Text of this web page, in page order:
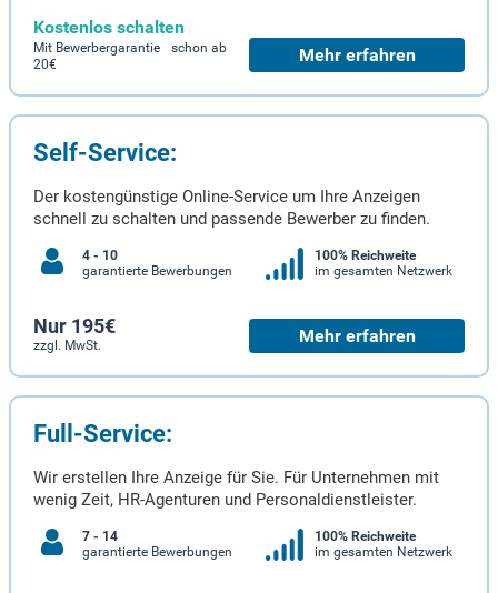
Kostenlos schalten
Mit Bewerbergarantie schon ab
20€
Mehr erfahren
Self-Service:
Der kostengünstige Online-Service um Ihre Anzeigen
schnell zu schalten und passende Bewerber zu finden.
4 - 10
garantierte Bewerbungen
100% Reichweite
im gesamten Netzwerk
Nur 195€
zzgl. MwSt. Mehr erfahren
Full-Service:
Wir erstellen Ihre Anzeige für Sie. Für Unternehmen mit
wenig Zeit, HR-Agenturen und Personaldienstleister.
7 - 14
garantierte Bewerbungen
100% Reichweite
im gesamten Netzwerk